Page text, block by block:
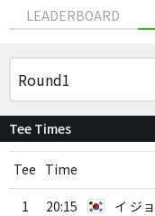
LEADERBOARD
Tee Times
Tee Time
1 20:15 イ ジ